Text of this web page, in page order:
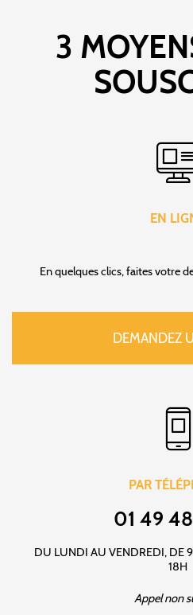
3
EN
En quelques clics, faites votre
DEMANDEZ
PAR
01 49
DU LUNDI AU VENDREDI, DE
18H
Appel non